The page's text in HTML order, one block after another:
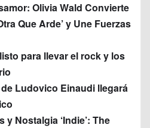
Olivia Wald Convierte
Que Arde’ y Une Fuerzas
para llevar el rock y los
Ludovico Einaudi llegará
y Nostalgia ‘Indie’: The